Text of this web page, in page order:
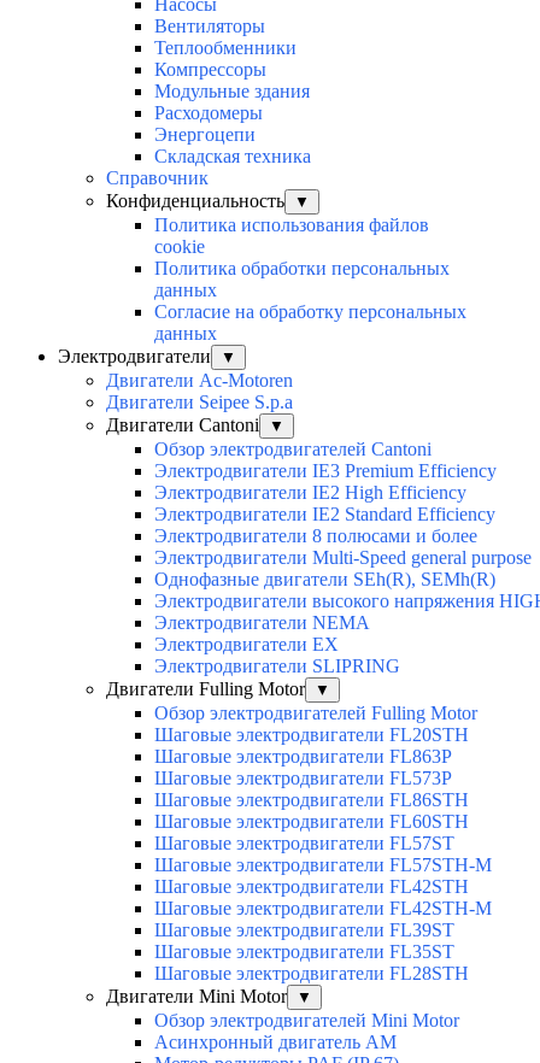
Насосы
Вентиляторы
Теплообменники
Компрессоры
Модульные здания
Расходомеры
Энергоцепи
Складская техника
Справочник
Конфиденциальность
▼
Политика использования файлов
cookie
Политика обработки персональных
данных
Согласие на обработку персональных
данных
Электродвигатели
▼
Двигатели Ac-Motoren
Двигатели Seipee S.p.a
Двигатели Cantoni
▼
Обзор электродвигателей Cantoni
Электродвигатели IE3 Premium Efficiency
Электродвигатели IE2 High Efficiency
Электродвигатели IE2 Standard Efficiency
Электродвигатели 8 полюсами и более
Электродвигатели Multi-Speed general purpose
Однофазные двигатели SEh(R), SEMh(R)
Электродвигатели высокого напряжения
Электродвигатели NEMA
Электродвигатели EX
Электродвигатели SLIPRING
Двигатели Fulling Motor
▼
Обзор электродвигателей Fulling Motor
Шаговые электродвигатели FL20STH
Шаговые электродвигатели FL863P
Шаговые электродвигатели FL573P
Шаговые электродвигатели FL86STH
Шаговые электродвигатели FL60STH
Шаговые электродвигатели FL57ST
Шаговые электродвигатели FL57STH-M
Шаговые электродвигатели FL42STH
Шаговые электродвигатели FL42STH-M
Шаговые электродвигатели FL39ST
Шаговые электродвигатели FL35ST
Шаговые электродвигатели FL28STH
Двигатели Mini Motor
▼
Обзор электродвигателей Mini Motor
Асинхронный двигатель AM